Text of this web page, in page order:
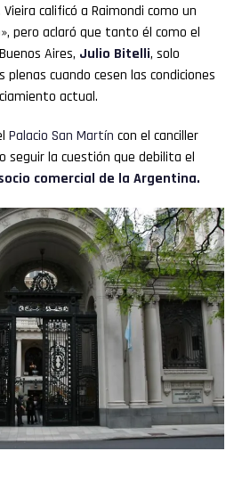
Vieira calificó a Raimondi como un
pero aclaró que tanto él como el
Aires, Julio Bitelli, solo
cuando cesen las condiciones
actual.
Palacio San Martín con el canciller
seguir la cuestión que debilita el
comercial de la Argentina.